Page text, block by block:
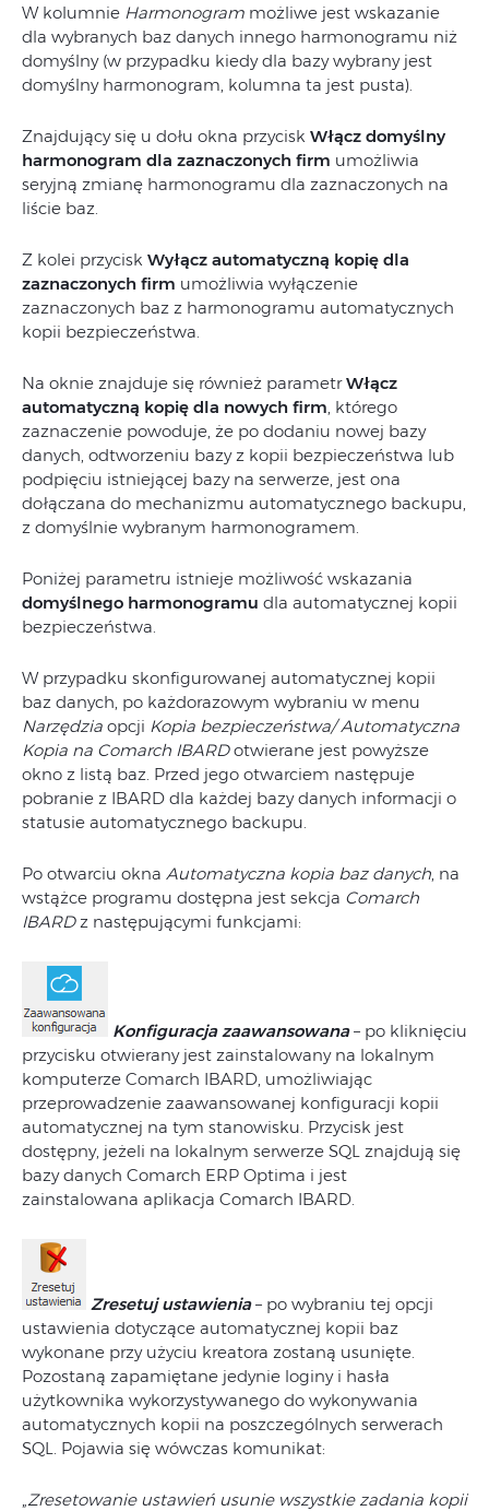
W kolumnie Harmonogram możliwe jest wskazanie
dla wybranych baz danych innego harmonogramu niż
domyślny (w przypadku kiedy dla bazy wybrany jest
domyślny harmonogram, kolumna ta jest pusta).
Znajdujący się u dołu okna przycisk Włącz domyślny
harmonogram dla zaznaczonych firm umożliwia
seryjną zmianę harmonogramu dla zaznaczonych na
liście baz.
Z kolei przycisk Wyłącz automatyczną kopię dla
zaznaczonych firm umożliwia wyłączenie
zaznaczonych baz z harmonogramu automatycznych
kopii bezpieczeństwa.
Na oknie znajduje się również parametrWłącz
automatyczną kopię dla nowych firm , którego
zaznaczenie powoduje, że po dodaniu nowej bazy
danych, odtworzeniu bazy z kopii bezpieczeństwa lub
podpięciu istniejącej bazy na serwerze, jest ona
dołączana do mechanizmu automatycznego backupu,
z domyślnie wybranym harmonogramem.
Poniżej parametru istnieje możliwość wskazania
domyślnego harmonogramu dla automatycznej kopii
bezpieczeństwa.
W przypadku skonfigurowanej automatycznej kopii
baz danych, po każdorazowym wybraniu w menu
Narzędzia opcji Kopia bezpieczeństwa/ Automatyczna
Kopia na Comarch IBARDotwierane jest powyższe
okno z listą baz. Przed jego otwarciem następuje
pobranie z IBARD dla każdej bazy danych informacji o
statusie automatycznego backupu.
Po otwarciu okna Automatyczna kopia baz danych , na
wstążce programu dostępna jest sekcja Comarch
IBARDz następującymi funkcjami:
Konfiguracja zaawansowana– po kliknięciu
przycisku otwierany jest zainstalowany na lokalnym
komputerze Comarch IBARD, umożliwiając
przeprowadzenie zaawansowanej konfiguracji kopii
automatycznej na tym stanowisku. Przycisk jest
dostępny, jeżeli na lokalnym serwerze SQL znajdują się
bazy danych Comarch ERP Optima i jest
zainstalowana aplikacja Comarch IBARD.
Zresetuj ustawienia– po wybraniu tej opcji
ustawienia dotyczące automatycznej kopii baz
wykonane przy użyciu kreatora zostaną usunięte.
Pozostaną zapamiętane jedynie loginy i hasła
użytkownika wykorzystywanego do wykonywania
automatycznych kopii na poszczególnych serwerach
SQL. Pojawia się wówczas komunikat:
Zresetowanie ustawień usunie wszystkie zadania kopii